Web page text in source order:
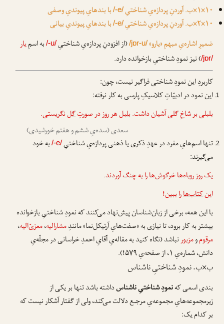
۱۰×۱×ب. آوردنِ پردازه‌یِ شناختیِ
/-e/با بندهایِ پیوندیِ وصفی
۱۰×۲×ب. آوردنِ پردازه‌یِ شناختیِ
/-e/با بندهایِ پیوندیِ بیانی
ضمیرِ اشاره‌یِ مبهمِ «یارو»/jɒr-u/(از افزودنِ پردازه‌یِ شناختیِ/-u/به اسمِیار
/jɒr/) نیز نمودِ شناختیِ بازخوانده دارد.
کاربردِ این نمودِ شناختی فراگیر نیست، چون:
این نمود در ادبیّاتِ کلاسیکِ پارسی به کار نرفته:
بلبلی بر شاخِ گلی آشیان داشت.بلبلهر روز در صورتِگلنگریستی.
سعدی (سده‌یِ ششم و هفتم خورشیدی)
تنها اسم‌هایِ مفرد در عهدِ ذکری یا ذهنی پردازه‌یِ شناختیِ/-e/به خود
می‌گیرند:
یک روزروباه‌هاخرگوش‌هارا به چنگ آوردند.
اینکتاب‌هارا ببین!
با این همه، برخی از زبان‌شناسان پیش‌نهاد می‌کنند که نمودِ شناختیِ بازخوانده
بیشتر به کار برود، تا نیازی به «صفت‌هایِ آرتیکل‌نما» مانندِمشارالیه،معزیّ‌الیه،
مرقومومزبورنباشد (نگاه کنید به مقاله‌یِ آقایِ احمدِ خراسانی در مجلّه‌یِ
دانش، شماره‌یِ ۱، از صفحه‌یِ ۵۷۹!).
ب×ب. نمودِ شناختیِ ناشناس
بندی اسمی کهنمودِ شناختیِ ناشناسداشته باشد تنها بر یکی از
زیرمجموعه‌هایِ مجموعه‌یِ مرجـع دلالت می‌کند، ولی از گفتار آشکار نیست که
بر کدام یک: